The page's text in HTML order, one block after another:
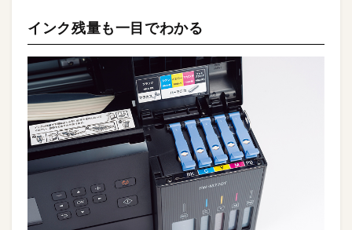
インク残量も一目でわかる